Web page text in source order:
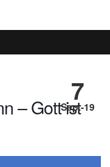
7
Sep.-19
– Gott ist